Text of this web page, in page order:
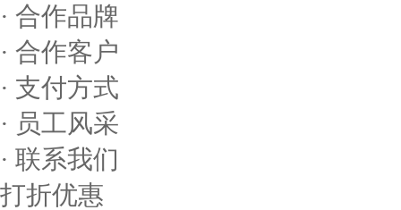
· 合作品牌
· 合作客户
· 支付方式
· 员工风采
· 联系我们
打折优惠